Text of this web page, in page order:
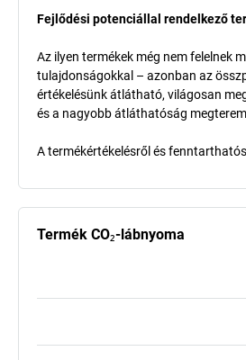
Fejlődési potenciállal rendelkező
Az ilyen termékek még nem felelnek
tulajdonságokkal – azonban az
értékelésünk átlátható, világosan
és a nagyobb átláthatóság
A termékértékelésről és
Termék CO₂-lábnyoma